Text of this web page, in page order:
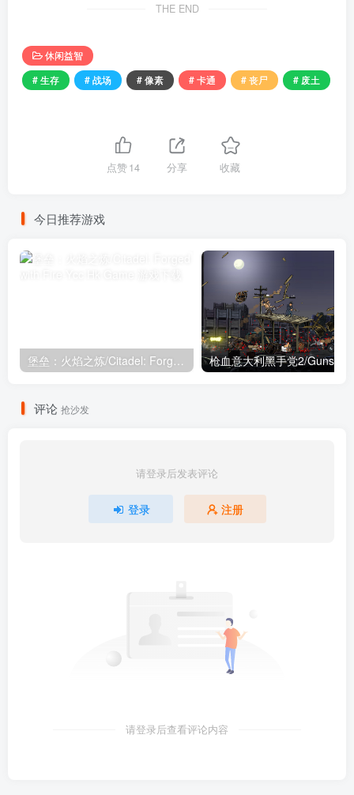
THE END
休闲益智
# 生存
# 战场 # 像素 # 卡通 # 丧尸 # 废土
点赞14 分享 收藏
今日推荐游戏
堡垒：火焰之炼/Citadel: Forged with Fire
评论 抢沙发
请登录后发表评论
登录 注册
请登录后查看评论内容